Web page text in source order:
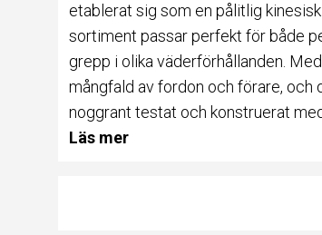
etablerat sig som en pålitlig
sortiment passar perfekt för både
grepp i olika väderförhållanden.
mångfald av fordon och förare,
noggrant testat och konstruerat
Läs mer